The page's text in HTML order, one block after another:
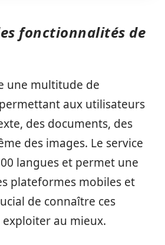
fonctionnalités de
une multitude de
aux utilisateurs
des documents, des
des images. Le service
langues et permet une
plateformes mobiles et
de connaître ces
au mieux.